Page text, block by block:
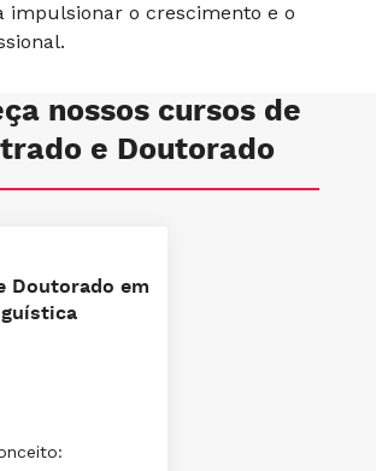
impulsionar o crescimento e o
nossos cursos de
e Doutorado
Doutorado em